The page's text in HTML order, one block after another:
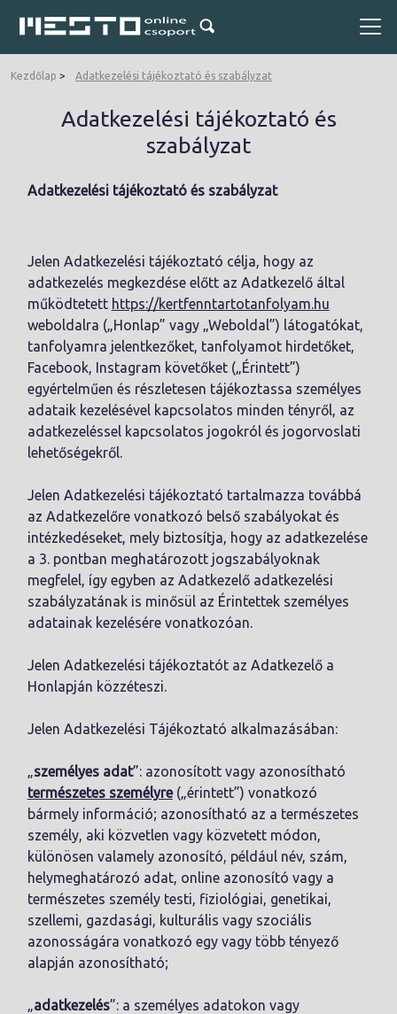
Kezdőlap Adatkezelési tájékoztató és szabályzat
Adatkezelési tájékoztató és
szabályzat
Adatkezelési tájékoztató és szabályzat
Jelen Adatkezelési tájékoztató célja, hogy az
adatkezelés megkezdése előtt az Adatkezelő által
működtetett https://kertfenntartotanfolyam.hu
weboldalra („Honlap” vagy „Weboldal”) látogatókat,
tanfolyamra jelentkezőket, tanfolyamot hirdetőket,
Facebook, Instagram követőket („Érintett”)
egyértelműen és részletesen tájékoztassa személyes
adataik kezelésével kapcsolatos minden tényről, az
adatkezeléssel kapcsolatos jogokról és jogorvoslati
lehetőségekről.
Jelen Adatkezelési tájékoztató tartalmazza továbbá
az Adatkezelőre vonatkozó belső szabályokat és
intézkedéseket, mely biztosítja, hogy az adatkezelése
a 3. pontban meghatározott jogszabályoknak
megfelel, így egyben az Adatkezelő adatkezelési
szabályzatának is minősül az Érintettek személyes
adatainak kezelésére vonatkozóan.
Jelen Adatkezelési tájékoztatót az Adatkezelő a
Honlapján közzéteszi.
Jelen Adatkezelési Tájékoztató alkalmazásában:
„személyes adat”: azonosított vagy azonosítható
természetes személyre(„érintett”) vonatkozó
bármely információ; azonosítható az a természetes
személy, aki közvetlen vagy közvetett módon,
különösen valamely azonosító, például név, szám,
helymeghatározó adat, online azonosító vagy a
természetes személy testi, fiziológiai, genetikai,
szellemi, gazdasági, kulturális vagy szociális
azonosságára vonatkozó egy vagy több tényező
alapján azonosítható;
„adatkezelés”: a személyes adatokon vagy